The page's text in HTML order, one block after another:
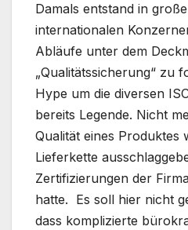
Damals entstand in
internationalen
Abläufe unter dem
„Qualitätssicherung“ zu
Hype um die diversen
bereits Legende. Nicht
Qualität eines Produktes
Lieferkette
Zertifizierungen der
hatte. Es soll hier nicht
dass komplizierte